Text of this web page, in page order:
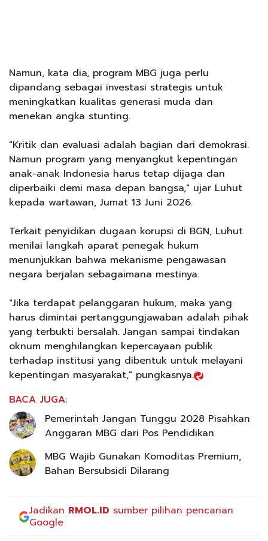
Namun, kata dia, program MBG juga perlu
dipandang sebagai investasi strategis untuk
meningkatkan kualitas generasi muda dan
menekan angka stunting.
"Kritik dan evaluasi adalah bagian dari demokrasi.
Namun program yang menyangkut kepentingan
anak-anak Indonesia harus tetap dijaga dan
diperbaiki demi masa depan bangsa," ujar Luhut
kepada wartawan, Jumat 13 Juni 2026.
Terkait penyidikan dugaan korupsi di BGN, Luhut
menilai langkah aparat penegak hukum
menunjukkan bahwa mekanisme pengawasan
negara berjalan sebagaimana mestinya.
"Jika terdapat pelanggaran hukum, maka yang
harus dimintai pertanggungjawaban adalah pihak
yang terbukti bersalah. Jangan sampai tindakan
oknum menghilangkan kepercayaan publik
terhadap institusi yang dibentuk untuk melayani
kepentingan masyarakat," pungkasnya.
BACA JUGA:
Pemerintah Jangan Tunggu 2028 Pisahkan
Anggaran MBG dari Pos Pendidikan
MBG Wajib Gunakan Komoditas Premium,
Bahan Bersubsidi Dilarang
Jadikan RMOL.ID sumber pilihan pencarian
Google